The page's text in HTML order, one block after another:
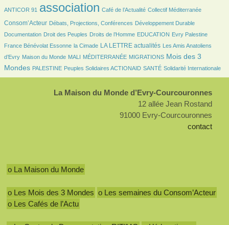
ANTICOR 91 association Café de l’Actualité Collectif Méditerranée
Consom’Acteur
211/3196 Débats, Projections, Conférences
214/3196 Développement Durable
101/3196
Documentation
51/3196 Droit des Peuples
232/3196 Droits de l’Homme
50/3196 EDUCATION
24/3196 Evry Palestine
83/3196
France Bénévolat Essonne
34/3196 la Cimade
1041/3196 LA LETTRE actualités
59/3196
Les Amis Anatoliens
d’Evry
129/3196Maison du Monde
49/3196 MALI
9/3196 MÉDITERRANÉE
170/3196 MIGRATIONS
1339/3196
Mois des 3
Mondes
139/3196PALESTINE
174/3196 Peuples Solidaires ACTIONAID
112/3196 SANTÉ
355/3196 Solidarité Internationale
La Maison du Monde d’Evry-Courcouronnes
12 allée Jean Rostand
91000 Evry-Courcouronnes
contact
o La Maison du Monde
o Les Mois des 3 Mondes o Les semaines du Consom’Acteur
o Les Cafés de l’Actu